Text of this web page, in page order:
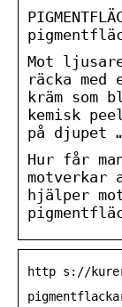
Mot
räcka
kräm som
kemisk
på djupet
Hur får
motverkar
hjälper
http s://